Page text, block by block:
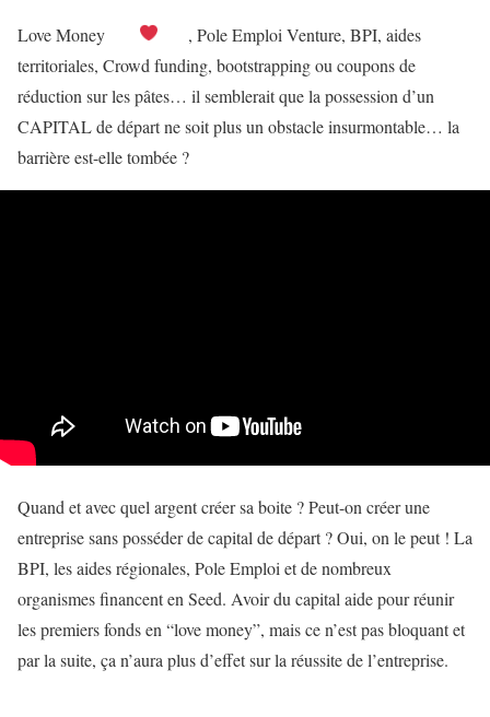
Love Money
, Pole Emploi Venture, BPI, aides
territoriales, Crowd funding, bootstrapping ou coupons de
réduction sur les pâtes… il semblerait que la possession d’un
CAPITAL de départ ne soit plus un obstacle insurmontable… la
barrière est-elle tombée ?
Quand et avec quel argent créer sa boite ? Peut-on créer une
entreprise sans posséder de capital de départ ? Oui, on le peut ! La
BPI, les aides régionales, Pole Emploi et de nombreux
organismes financent en Seed. Avoir du capital aide pour réunir
les premiers fonds en “love money”, mais ce n’est pas bloquant et
par la suite, ça n’aura plus d’effet sur la réussite de l’entreprise.